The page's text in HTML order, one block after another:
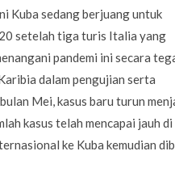
Kuba sedang berjuang untuk
setelah tiga turis Italia yang
pandemi ini secara
dalam pengujian serta
Mei, kasus baru turun
kasus telah mencapai jauh di
ke Kuba kemudian